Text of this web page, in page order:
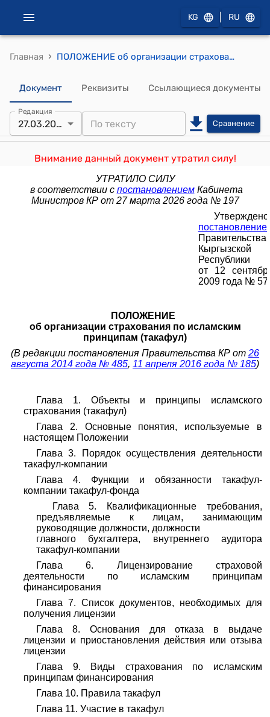
KG RU
Главная › ПОЛОЖЕНИЕ об организации страхования по исламским принципам (такафул) (утверждено постановлением Правительства КР от 12 сентября 2009 года № 578)
Документ Реквизиты Ссылающиеся документы
Редакция
27.03.2026 Сравнение
Внимание данный документ утратил силу!